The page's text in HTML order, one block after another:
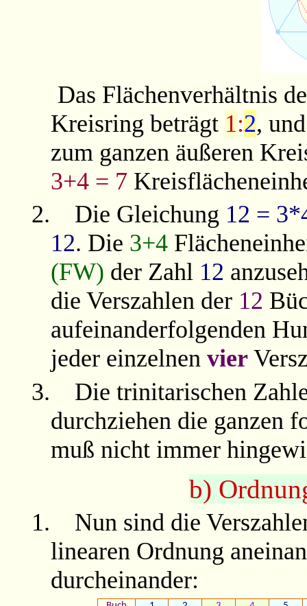
Das Flächenverhältnis
Kreisring beträgt 1:2,
zum ganzen äußeren
3+4 = 7
2.
Die Gleichung 12 =
12. Die 3+4
(FW) der Zahl 12
die Verszahlen der 12
aufeinanderfolgenden
jeder einzelnenvier
3.
Die trinitarischen
durchziehen die ganzen
muß nicht immer
b)
1.
Nun sind die
linearen Ordnung
durcheinander: